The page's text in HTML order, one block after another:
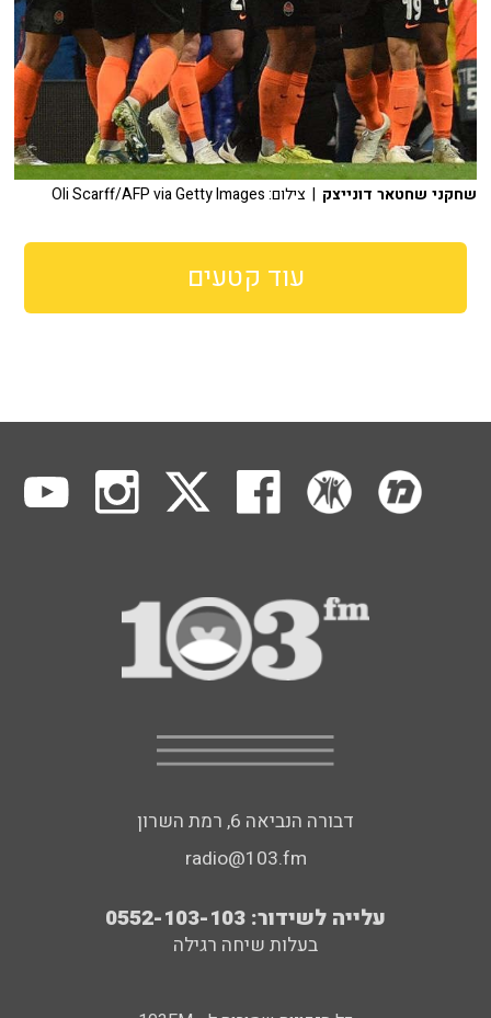
שחקני שחטאר דונייצק | צילום: Oli Scarff/AFP via Getty Images
עוד קטעים
דבורה הנביאה 6, רמת השרון
radio@103.fm
עלייה לשידור: 0552-103-103
בעלות שיחה רגילה